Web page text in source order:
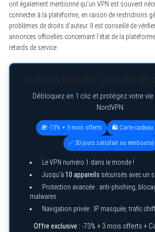
ont également mentionné qu’un VPN est souvent
connecter à la plateforme, en raison de restrictions
problèmes de droits d’auteur. Il est conseillé de
annonces officielles concernant l’état de la
retards de service.
Débloquez en 1 clic et protégez votre
NordVPN.
🎁 -73% + 3 mois offerts 🛍️ Carte cadeau
✅ 30 jours satisfait ou remboursé
Le VPN numéro 1 dans le monde !
Jusqu’à 10 appareils sécurisés avec un
Protection avancée : anti-phishing,
malwares
Navigation privée : IP masquée, trafic
Offre exclusive : -73% + 3 mois offerts +